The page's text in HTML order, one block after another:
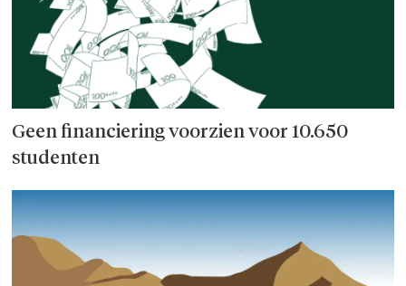
Geen financiering voorzien voor 10.650
studenten